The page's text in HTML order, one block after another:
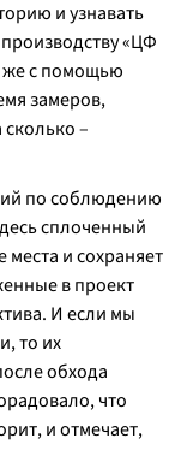
и узнавать
«ЦФ
же с помощью
замеров,
–
по соблюдению
сплоченный
и сохраняет
в проект
И если мы
то их
обхода
что
и отмечает,